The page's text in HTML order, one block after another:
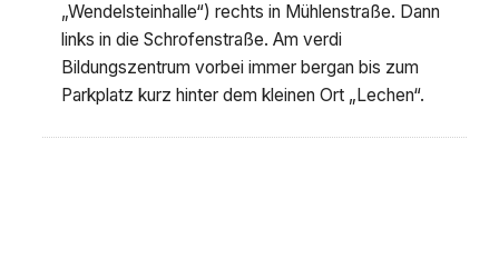
„Wendelsteinhalle“) rechts in Mühlenstraße. Dann
links in die Schrofenstraße. Am verdi
Bildungszentrum vorbei immer bergan bis zum
Parkplatz kurz hinter dem kleinen Ort „Lechen“.